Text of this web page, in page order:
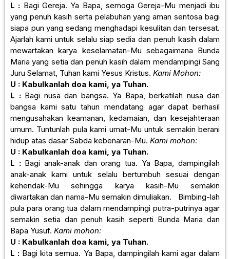
L : Bagi Gereja. Ya Bapa, semoga Gereja-Mu menjadi ibu
yang penuh kasih serta pelabuhan yang aman sentosa bagi
siapa pun yang sedang menghadapi kesulitan dan tersesat.
Ajarlah kami untuk selalu siap sedia dan penuh kasih dalam
mewartakan karya keselamatan-Mu sebagaimana Bunda
Maria yang setia dan penuh kasih dalam mendampingi Sang
Juru Selamat, Tuhan kami Yesus Kristus. Kami Mohon:
U : Kabulkanlah doa kami, ya Tuhan.
L :Bagi nusa dan bangsa. Ya Bapa, berkatilah nusa dan
bangsa kami satu tahun mendatang agar dapat berhasil
mengusahakan keamanan, kedamaian, dan kesejahteraan
umum. Tuntunlah pula kami umat-Mu untuk semakin berani
hidup atas dasar Sabda kebenaran-Mu. Kami mohon:
U : Kabulkanlah doa kami, ya Tuhan.
L :Bagi anak-anak dan orang tua. Ya Bapa, dampingilah
anak-anak kami untuk selalu bertumbuh sesuai dengan
kehendak-Mu sehingga karya kasih-Mu semakin
diwartakan dan nama-Mu semakin dimuliakan. Bimbing-lah
pula para orang tua dalam mendampingi putra-putrinya agar
semakin setia dan penuh kasih seperti Bunda Maria dan
Bapa Yusuf. Kami mohon:
U : Kabulkanlah doa kami, ya Tuhan.
L : Bagi kita semua. Ya Bapa, dampingilah kami agar dalam